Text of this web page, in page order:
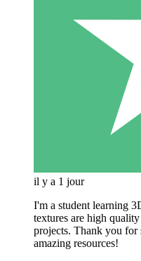
il y a 1 jour
I'm a student learning
textures are high
projects. Thank you for
amazing resources!